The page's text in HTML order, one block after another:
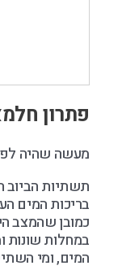
פתרון
מעשה שהיה
תשתיות הביוב
בריכות המים
כמובן שהמצב
במחלות שונות
המים, ומי